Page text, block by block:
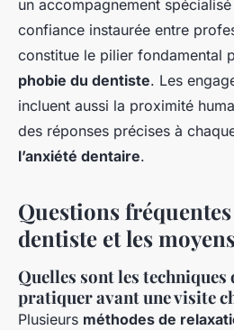
un accompagnement
confiance instaurée entre
constitue le pilier fondamental
phobie du dentiste. Les
incluent aussi la proximité
des réponses précises à
l’anxiété dentaire.
Questions
dentiste et les
Quelles sont les
pratiquer avant une visite
Plusieurs méthodes de